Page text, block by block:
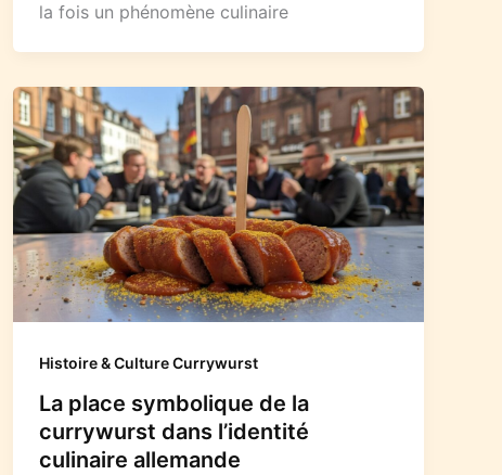
la fois un phénomène culinaire
Histoire & Culture Currywurst
La place symbolique de la
currywurst dans l’identité
culinaire allemande